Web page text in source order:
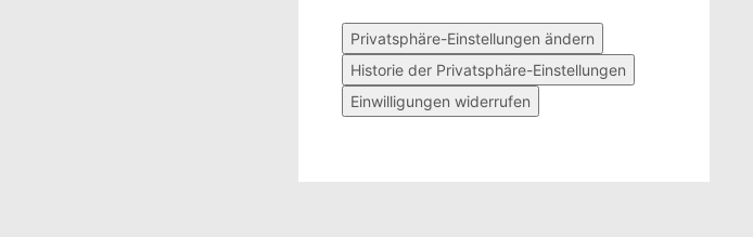
Privatsphäre-Einstellungen ändern
Historie der Privatsphäre-Einstellungen
Einwilligungen widerrufen